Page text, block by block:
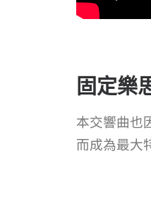
固定樂
本交響曲也
而成為最大